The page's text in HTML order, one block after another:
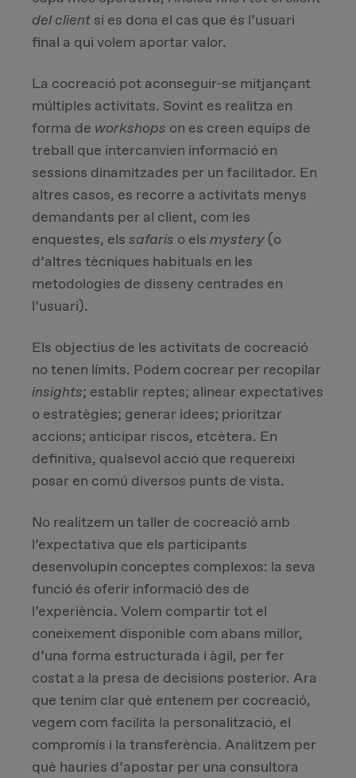
del client si es dona el cas que és l’usuari
final a qui volem aportar valor.
La cocreació pot aconseguir-se mitjançant
múltiples activitats. Sovint es realitza en
forma de workshops on es creen equips de
treball que intercanvien informació en
sessions dinamitzades per un facilitador. En
altres casos, es recorre a activitats menys
demandants per al client, com les
enquestes, els safaris o els mystery (o
d’altres tècniques habituals en les
metodologies de disseny centrades en
l’usuari).
Els objectius de les activitats de cocreació
no tenen límits. Podem cocrear per recopilar
insights; establir reptes; alinear expectatives
o estratègies; generar idees; prioritzar
accions; anticipar riscos, etcètera. En
definitiva, qualsevol acció que requereixi
posar en comú diversos punts de vista.
No realitzem un taller de cocreació amb
l’expectativa que els participants
desenvolupin conceptes complexos: la seva
funció és oferir informació des de
l’experiència. Volem compartir tot el
coneixement disponible com abans millor,
d’una forma estructurada i àgil, per fer
costat a la presa de decisions posterior. Ara
que tenim clar què entenem per cocreació,
vegem com facilita la personalització, el
compromís i la transferència. Analitzem per
què hauries d’apostar per una consultora